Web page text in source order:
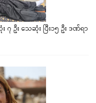
ဦး သေဆုံး ပြီး၁၅ ဦး ဒဏ်ရာ